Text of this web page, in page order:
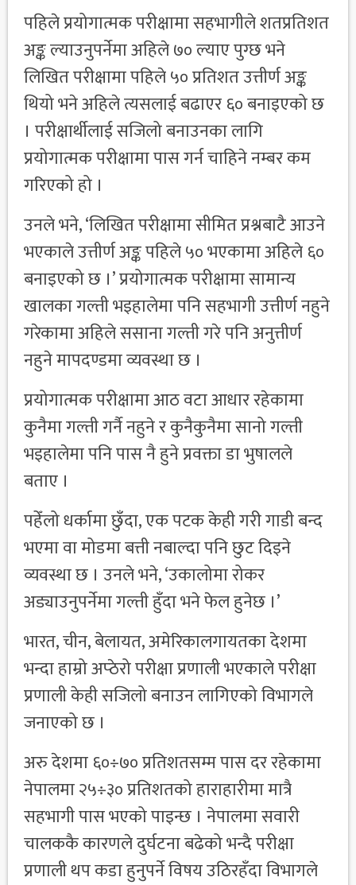
पहिले प्रयोगात्मक परीक्षामा सहभागीले शतप्रतिशत
अङ्क ल्याउनुपर्नेमा अहिले ७० ल्याए पुग्छ भने
लिखित परीक्षामा पहिले ५० प्रतिशत उत्तीर्ण अङ्क
थियो भने अहिले त्यसलाई बढाएर ६० बनाइएको छ
। परीक्षार्थीलाई सजिलो बनाउनका लागि
प्रयोगात्मक परीक्षामा पास गर्न चाहिने नम्बर कम
गरिएको हो ।
उनले भने, ‘लिखित परीक्षामा सीमित प्रश्नबाटै आउने
भएकाले उत्तीर्ण अङ्क पहिले ५० भएकामा अहिले ६०
बनाइएको छ ।’ प्रयोगात्मक परीक्षामा सामान्य
खालका गल्ती भइहालेमा पनि सहभागी उत्तीर्ण नहुने
गरेकामा अहिले ससाना गल्ती गरे पनि अनुत्तीर्ण
नहुने मापदण्डमा व्यवस्था छ ।
प्रयोगात्मक परीक्षामा आठ वटा आधार रहेकामा
कुनैमा गल्ती गर्नै नहुने र कुनैकुनैमा सानो गल्ती
भइहालेमा पनि पास नै हुने प्रवक्ता डा भुषालले
बताए ।
पहेँलो धर्कामा छुँदा, एक पटक केही गरी गाडी बन्द
भएमा वा मोडमा बत्ती नबाल्दा पनि छुट दिइने
व्यवस्था छ । उनले भने, ‘उकालोमा रोकर
अड्याउनुपर्नेमा गल्ती हुँदा भने फेल हुनेछ ।’
भारत, चीन, बेलायत, अमेरिकालगायतका देशमा
भन्दा हाम्रो अप्ठेरो परीक्षा प्रणाली भएकाले परीक्षा
प्रणाली केही सजिलो बनाउन लागिएको विभागले
जनाएको छ ।
अरु देशमा ६०÷७० प्रतिशतसम्म पास दर रहेकामा
नेपालमा २५÷३० प्रतिशतको हाराहारीमा मात्रै
सहभागी पास भएको पाइन्छ । नेपालमा सवारी
चालककै कारणले दुर्घटना बढेको भन्दै परीक्षा
प्रणाली थप कडा हुनुपर्ने विषय उठिरहँदा विभागले